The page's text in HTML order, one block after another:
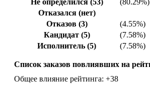
Отказался (нет)
Отказов (3)
(4.55%)
Кандидат (5)
(7.58%)
Исполнитель (5)
(7.58%)
Список заказов повлиявших на
Общее влияние рейтинга: +38